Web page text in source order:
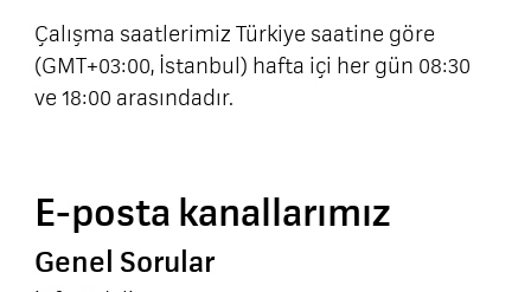
Çalışma saatlerimiz Türkiye saatine göre
(GMT+03:00, İstanbul) hafta içi her gün 08:30
ve 18:00 arasındadır.
E-posta kanallarımız
Genel Sorular